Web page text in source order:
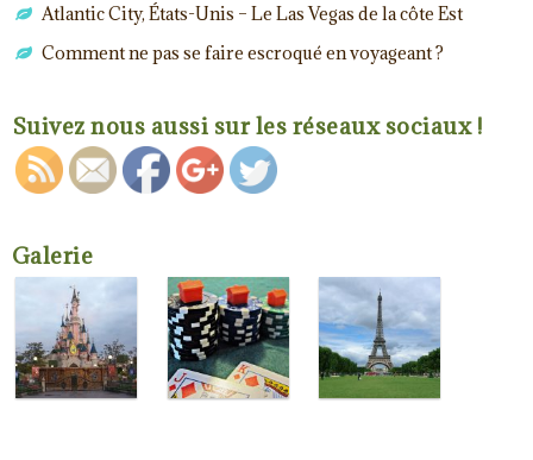
Atlantic City, États-Unis – Le Las Vegas de la côte Est
Comment ne pas se faire escroqué en voyageant ?
Suivez nous aussi sur les réseaux sociaux !
https://dec
ouvrez-
levaldeloir
Galerie